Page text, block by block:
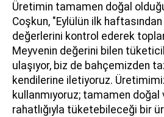
Üretimin tamamen doğal
Coşkun, "Eylülün ilk
değerlerini kontrol ederek
Meyvenin değerini bilen
ulaşıyor, biz de bahçemizden
kendilerine iletiyoruz.
kullanmıyoruz; tamamen doğal
rahatlığıyla tüketebileceği bir